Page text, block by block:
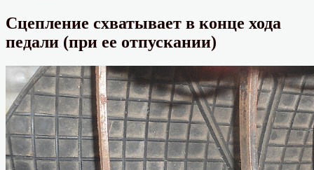
Сцепление схватывает в конце хода
педали (при ее отпускании)